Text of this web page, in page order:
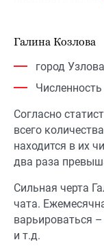
Барнаул и не
сельской
чуть больше,
региональных
настырный,
И это решение
когда
Первые клиенты
Работала по
ключевого
холодные
Галина Козлова
город
Согласно
всего
находится в их
два раза
Сильная черта
чата.
варьироваться
и т.д.